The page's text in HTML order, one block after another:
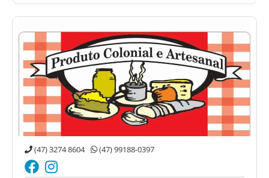
(47) 3274 8604 (47) 99188-0397